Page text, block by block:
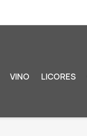
VINO LICORES